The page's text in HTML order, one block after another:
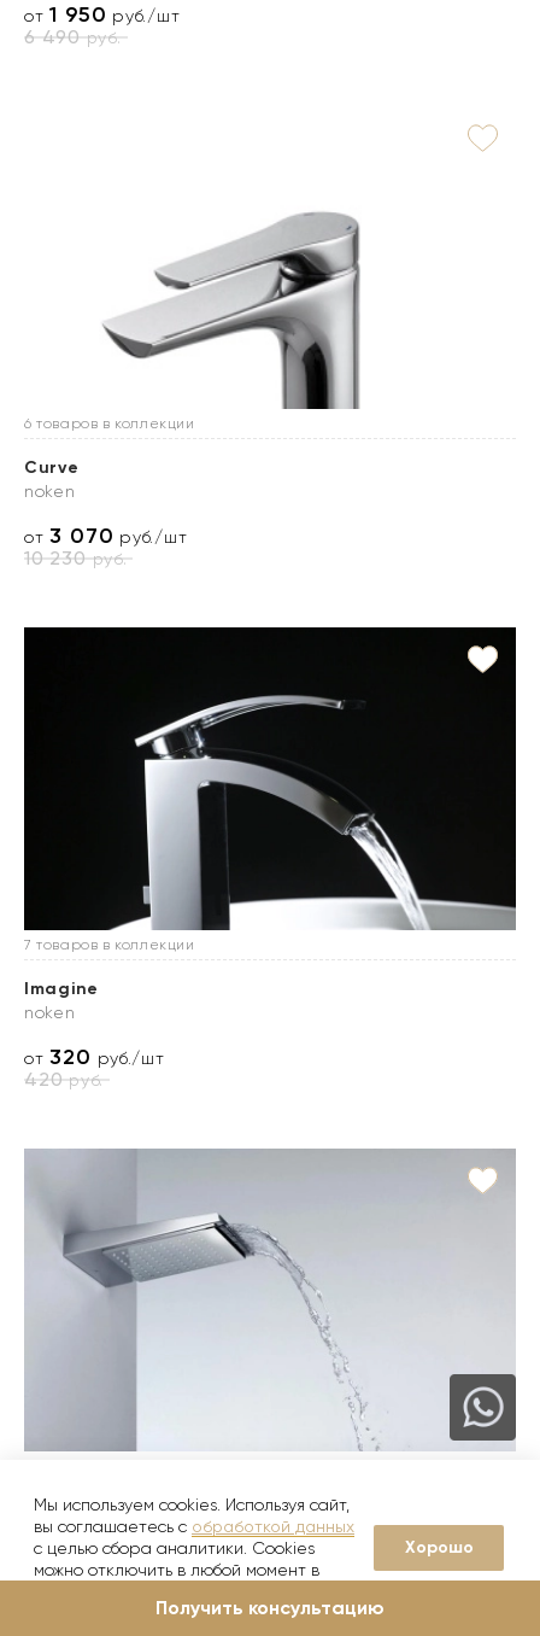
от1 950 руб./шт
6 490руб.
6 товаров в коллекции
Curve
noken
от3 070 руб./шт
10 230руб.
7 товаров в коллекции
Imagine
noken
от320 руб./шт
420руб.
Imagine N
noken
от1 120руб./шт
Мы используем cookies. Используя сайт,
вы соглашаетесь с обработкой данных
с целью сбора аналитики. Cookies
можно отключить в любой момент в
Хорошо
Получить консультацию